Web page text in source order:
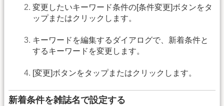
変更したいキーワード条件の[条件変更]ボタンをタ
ップまたはクリックします。
キーワードを編集するダイアログで、新着条件と
するキーワードを変更します。
[変更]ボタンをタップまたはクリックします。
新着条件を雑誌名で設定する